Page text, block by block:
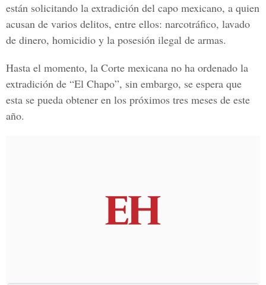
están solicitando la extradición del capo mexicano, a quien
acusan de varios delitos, entre ellos: narcotráfico, lavado
de dinero, homicidio y la posesión ilegal de armas.
Hasta el momento, la Corte mexicana no ha ordenado la
extradición de “El Chapo”, sin embargo, se espera que
esta se pueda obtener en los próximos tres meses de este
año.